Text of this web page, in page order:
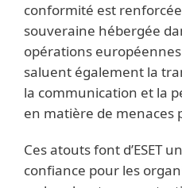
conformité est
souveraine hébergée
opérations
saluent également la
la communication et la
en matière de menaces
Ces atouts font d’ESET
confiance pour les